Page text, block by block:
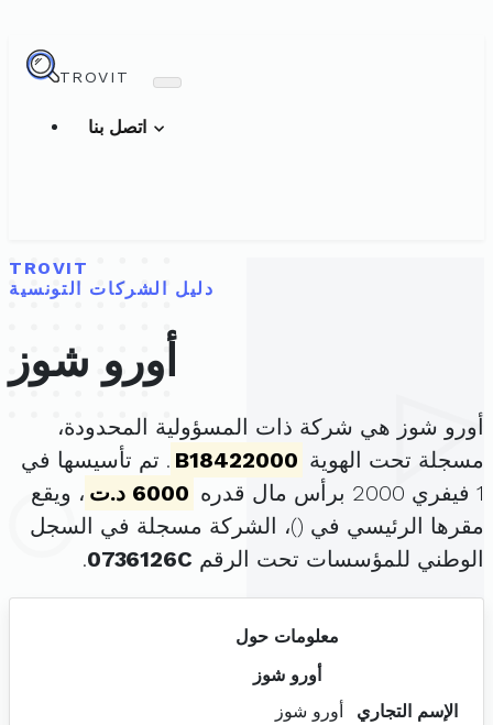
TROVIT
TROVIT
دليل الشركات التونسية
أورو شوز
أورو شوز هي شركة ذات المسؤولية المحدودة،
مسجلة تحت الهوية B18422000 . تم تأسيسها في
1 فيفري 2000 برأس مال قدره
6000 د.ت
، ويقع
مقرها الرئيسي في ()، الشركة مسجلة في السجل
الوطني للمؤسسات تحت الرقم 0736126C
.
معلومات حول
أورو شوز
الإسم التجاري
أورو شوز